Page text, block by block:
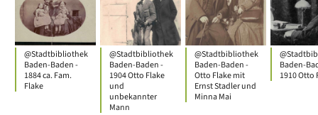
@Stadtbibliothek
Baden-Baden -
1884 ca. Fam.
Flake
@Stadtbibliothek
Baden-Baden -
1904 Otto Flake
und
unbekannter
Mann
@Stadtbibliothek
Baden-Baden -
Otto Flake mit
Ernst Stadler und
Minna Mai
Baden-
1910 Otto